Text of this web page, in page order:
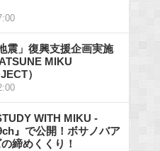
震」復興支援企画実施
MIKU
）
WITH MIKU -
』で公開！ボサノバア
締めくくり！